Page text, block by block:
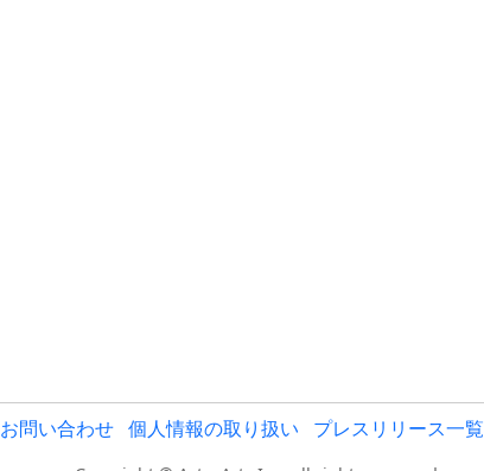
お問い合わせ 個人情報の取り扱い プレスリリース一覧